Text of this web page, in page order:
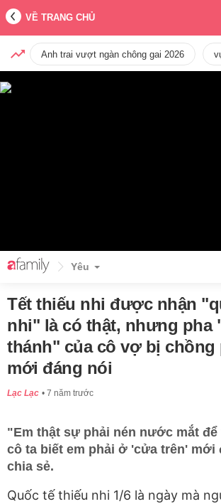
VỀ TRANG CHỦ
Anh trai vượt ngàn chông gai 2026
Yêu
Tết thiếu nhi được nhận
nhi" là có thật, nhưng pha
thánh" của cô vợ bị chồng
mới đáng nói
Lạc Lạc 7 năm trước
"Em thật sự phải nén nước mắt để
cô ta biết em phải ở 'cửa trên'
chia sẻ.
Quốc tế thiếu nhi 1/6 là ngày mà